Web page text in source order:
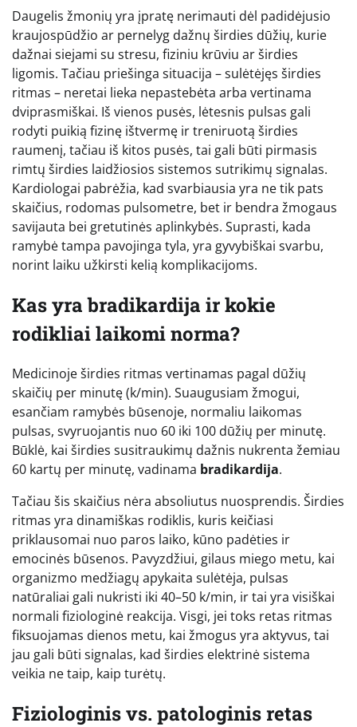
Daugelis žmonių yra įpratę nerimauti dėl padidėjusio
kraujospūdžio ar pernelyg dažnų širdies dūžių, kurie
dažnai siejami su stresu, fiziniu krūviu ar širdies
ligomis. Tačiau priešinga situacija – sulėtėjęs širdies
ritmas – neretai lieka nepastebėta arba vertinama
dviprasmiškai. Iš vienos pusės, lėtesnis pulsas gali
rodyti puikią fizinę ištvermę ir treniruotą širdies
raumenį, tačiau iš kitos pusės, tai gali būti pirmasis
rimtų širdies laidžiosios sistemos sutrikimų signalas.
Kardiologai pabrėžia, kad svarbiausia yra ne tik pats
skaičius, rodomas pulsometre, bet ir bendra žmogaus
savijauta bei gretutinės aplinkybės. Suprasti, kada
ramybė tampa pavojinga tyla, yra gyvybiškai svarbu,
norint laiku užkirsti kelią komplikacijoms.
Kas yra bradikardija ir kokie
rodikliai laikomi norma?
Medicinoje širdies ritmas vertinamas pagal dūžių
skaičių per minutę (k/min). Suaugusiam žmogui,
esančiam ramybės būsenoje, normaliu laikomas
pulsas, svyruojantis nuo 60 iki 100 dūžių per minutę.
Būklė, kai širdies susitraukimų dažnis nukrenta žemiau
60 kartų per minutę, vadinama bradikardija.
Tačiau šis skaičius nėra absoliutus nuosprendis. Širdies
ritmas yra dinamiškas rodiklis, kuris keičiasi
priklausomai nuo paros laiko, kūno padėties ir
emocinės būsenos. Pavyzdžiui, gilaus miego metu, kai
organizmo medžiagų apykaita sulėtėja, pulsas
natūraliai gali nukristi iki 40–50 k/min, ir tai yra visiškai
normali fiziologinė reakcija. Visgi, jei toks retas ritmas
fiksuojamas dienos metu, kai žmogus yra aktyvus, tai
jau gali būti signalas, kad širdies elektrinė sistema
veikia ne taip, kaip turėtų.
Fiziologinis vs. patologinis retas